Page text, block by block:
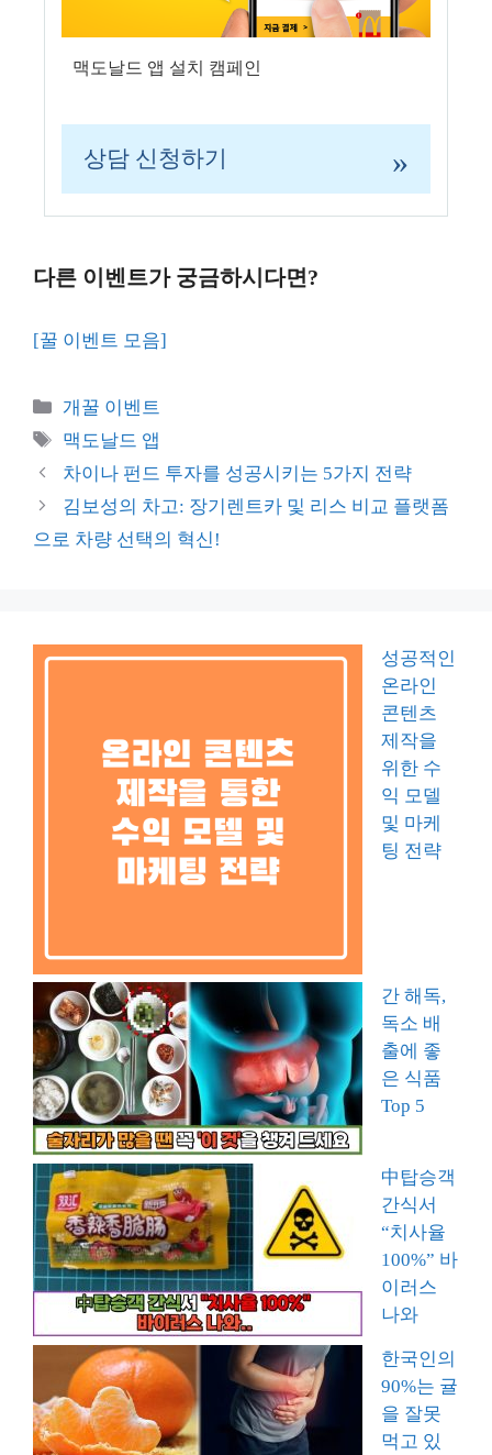
맥도날드 앱 설치 캠페인
상담 신청하기 »
다른 이벤트가 궁금하시다면?
[꿀 이벤트 모음]
카
테
리
개꿀 이벤트
태
그
맥도날드 앱
차이나 펀드 투자를 성공시키는 5가지 전략
김보성의 차고: 장기렌트카 및 리스 비교 플랫폼
으로 차량 선택의 혁신!
성공적인
온라인
콘텐츠
제작을
위한 수
익 모델
및 마케
팅 전략
간 해독,
독소 배
출에 좋
은 식품
Top 5
中탑승객
간식서
“치사율
100%” 바
이러스
나와
한국인의
90%는 귤
을 잘못
먹고 있